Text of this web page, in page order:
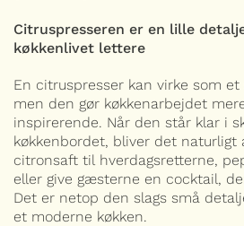
Citruspresseren er en lille
køkkenlivet lettere
En citruspresser kan virke som
men den gør køkkenarbejdet
inspirerende. Når den står klar i
køkkenbordet, bliver det
citronsaft til hverdagsretterne,
eller give gæsterne en cocktail,
Det er netop den slags små
et moderne køkken.